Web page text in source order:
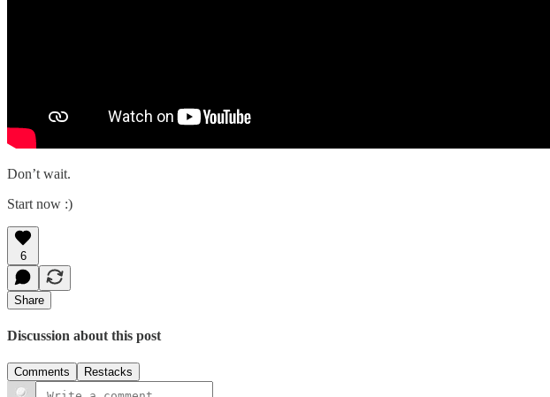
Don’t wait.
Start now :)
6
Share
Discussion about this post
Comments Restacks